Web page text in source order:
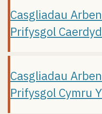
Casgliadau
Prifysgol
Casgliadau
Prifysgol Cymru